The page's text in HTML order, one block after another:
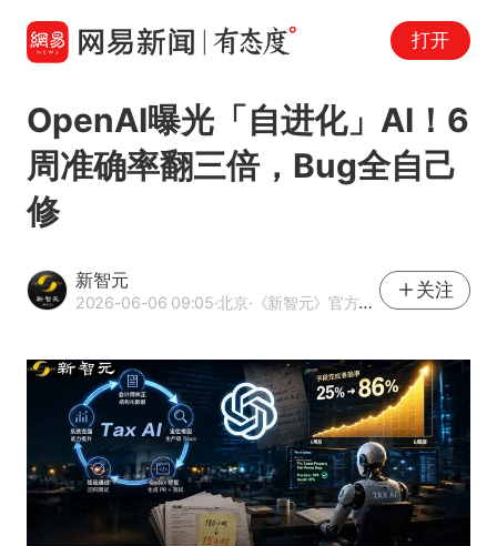
打开
OpenAI曝光「自进化」AI！6
周准确率翻三倍，Bug全自己
修
新智元
2026-06-06 09:05·北京·《新智元》官方网易号
关注